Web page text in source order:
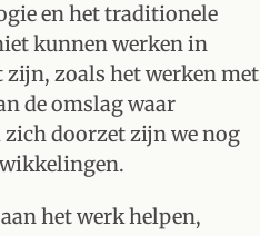
en het traditionele
kunnen werken in
zijn, zoals het werken met
de omslag waar
doorzet zijn we nog
het werk helpen,